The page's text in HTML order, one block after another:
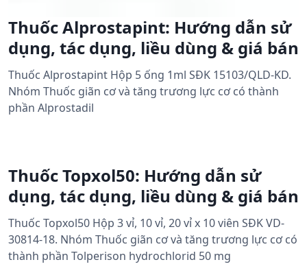
Thuốc Alprostapint: Hướng dẫn sử
dụng, tác dụng, liều dùng & giá bán
Thuốc Alprostapint Hộp 5 ống 1ml SĐK 15103/QLD-KD.
Nhóm Thuốc giãn cơ và tăng trương lực cơ có thành
phần Alprostadil
Thuốc Topxol50: Hướng dẫn sử
dụng, tác dụng, liều dùng & giá bán
Thuốc Topxol50 Hộp 3 vỉ, 10 vỉ, 20 vỉ x 10 viên SĐK VD-
30814-18. Nhóm Thuốc giãn cơ và tăng trương lực cơ có
thành phần Tolperison hydrochlorid 50 mg